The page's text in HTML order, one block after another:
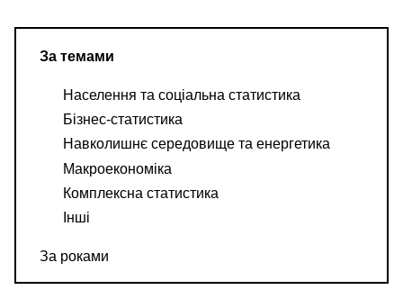
За темами
Населення та соціальна статистика
Бізнес-статистика
Навколишнє середовище та енергетика
Макроекономіка
Комплексна статистика
Інші
За роками